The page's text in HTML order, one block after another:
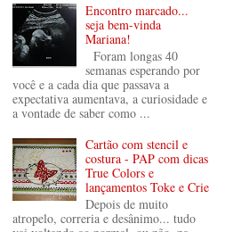
Encontro marcado...
seja bem-vinda
Mariana!
Foram longas 40
semanas esperando por
você e a cada dia que passava a
expectativa aumentava, a curiosidade e
a vontade de saber como ...
Cartão com stencil e
costura - PAP com dicas
True Colors e
lançamentos Toke e Crie
Depois de muito
atropelo, correria e desânimo... tudo